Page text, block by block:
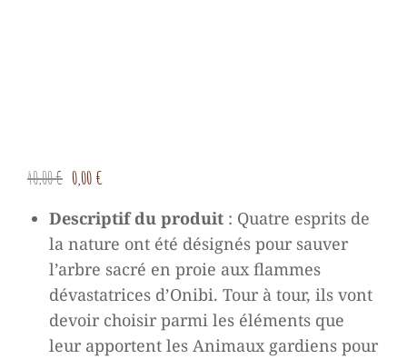
40,00€ Le
initial
était :
40,00 €.
0,00 €
actuel
est :
0,00 €.
Descriptif du produit: Quatre esprits de
la nature ont été désignés pour sauver
l’arbre sacré en proie aux flammes
dévastatrices d’Onibi. Tour à tour, ils vont
devoir choisir parmi les éléments que
leur apportent les Animaux gardiens pour